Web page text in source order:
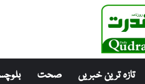
تازہ ترین خبریں صحت